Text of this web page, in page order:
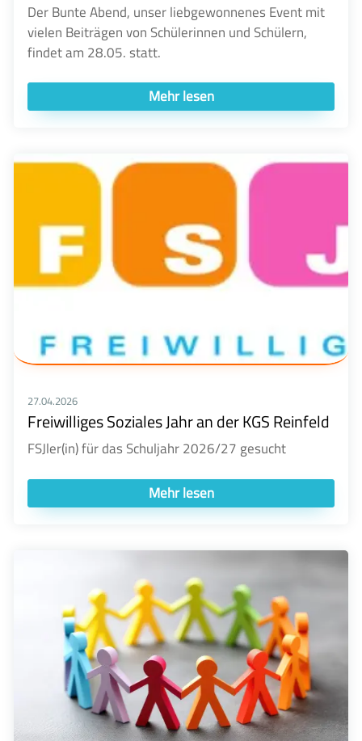
Der Bunte Abend, unser liebgewonnenes Event mit
vielen Beiträgen von Schülerinnen und Schülern,
findet am 28.05. statt.
Mehr lesen
27.04.2026
Freiwilliges Soziales Jahr an der KGS Reinfeld
FSJler(in) für das Schuljahr 2026/27 gesucht
Mehr lesen